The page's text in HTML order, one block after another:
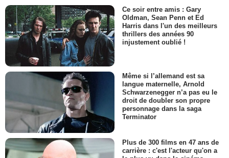
Ce soir entre amis : Gary
Oldman, Sean Penn et Ed
Harris dans l'un des meilleurs
thrillers des années 90
injustement oublié !
Même si l’allemand est sa
langue maternelle, Arnold
Schwarzenegger n’a pas eu le
droit de doubler son propre
personnage dans la saga
Terminator
Plus de 300 films en 47 ans de
carrière : c'est l'acteur qu'on a